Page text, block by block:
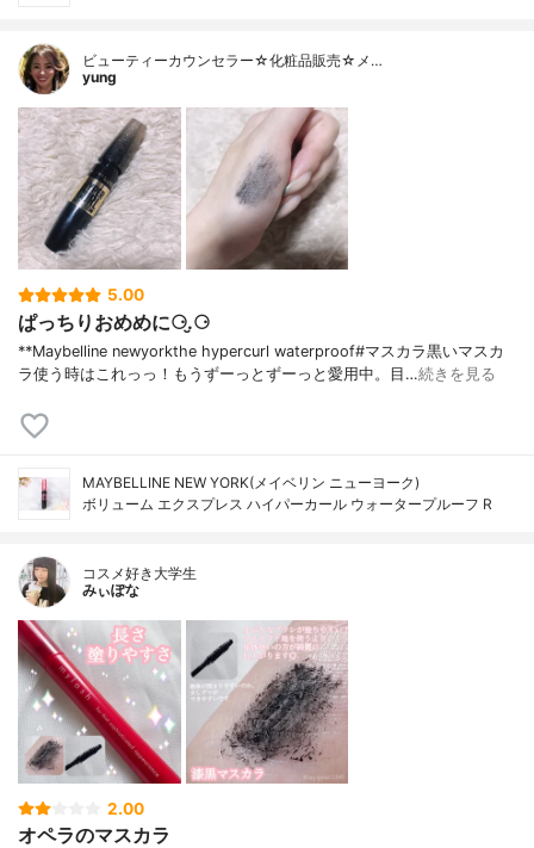
ビューティーカウンセラー☆化粧品販売☆メ…
yung
5.00
ぱっちりおめめに⚆.̮⚆
**Maybelline newyorkthe hypercurl waterproof#マスカラ⁡黒いマスカ
ラ使う時はこれっっ！もうずーっとずーっと愛用中。目…続きを見る
MAYBELLINE NEW YORK(メイベリン ニューヨーク)
ボリューム エクスプレス ハイパーカール ウォータープルーフ R
コスメ好き大学生
みぃぽな
2.00
オペラのマスカラ